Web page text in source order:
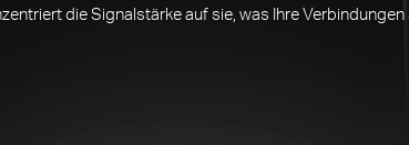
die Signalstärke auf sie, was Ihre